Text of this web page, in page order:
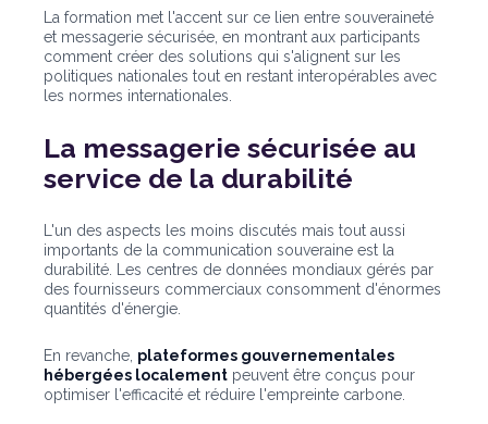
La formation met l'accent sur ce lien entre souveraineté
et messagerie sécurisée, en montrant aux participants
comment créer des solutions qui s'alignent sur les
politiques nationales tout en restant interopérables avec
les normes internationales.
La messagerie sécurisée au
service de la durabilité
L'un des aspects les moins discutés mais tout aussi
importants de la communication souveraine est la
durabilité. Les centres de données mondiaux gérés par
des fournisseurs commerciaux consomment d'énormes
quantités d'énergie.
En revanche, plateformes gouvernementales
hébergées localement peuvent être conçus pour
optimiser l'efficacité et réduire l'empreinte carbone.